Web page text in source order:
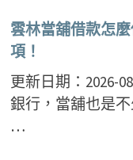
雲林當舖借款怎
項！
更新日期：2026-
銀行，當舖也是
…